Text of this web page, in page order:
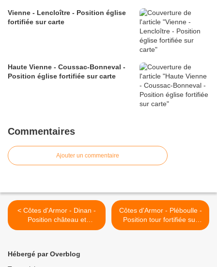
Vienne - Lencloître - Position église
fortifiée sur carte
Haute Vienne - Coussac-Bonneval -
Position église fortifiée sur carte
Commentaires
Ajouter un commentaire
< Côtes d'Armor - Dinan -
Position château et
fortifications sur carte
Côtes d'Armor - Pléboulle -
Position tour fortifiée sur
carte >
Hébergé par Overblog